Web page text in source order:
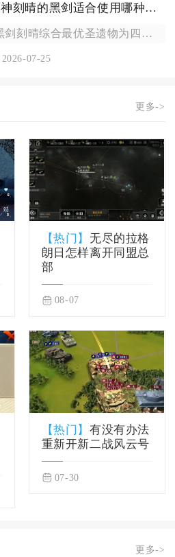
原神刻晴的黑剑适合使用哪种圣遗物
黑剑刻晴综合最优圣遗物为四件如雷的盛怒，其次可选二如雷搭配二...
2026-07-25
更多->
【热门】无尽的拉格
朗日怎样离开同盟总
部
08-07
【热门】有没有办法
重新开新二战风云号
07-30
更多->